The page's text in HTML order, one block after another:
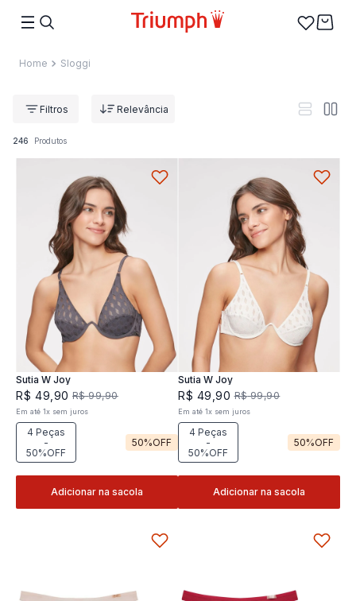
Sloggi
Relevância
246 Produtos
Sutia W Joy
R$ 49 90 R$ 99,90
Em até1x sem juros
4 Peças
-
50%OFF
50%OFF
Adicionar na sacola
Sutia W Joy
R$ 49 ,90 R$ 99,90
Em até 1x sem juros
4 Peças
-
50%OFF
50%OFF
Adicionar na sacola